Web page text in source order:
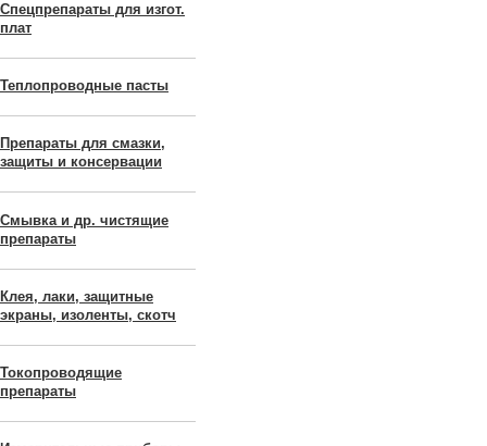
Спецпрепараты для изгот.
плат
Теплопроводные пасты
Препараты для смазки,
защиты и консервации
Смывка и др. чистящие
препараты
Клея, лаки, защитные
экраны, изоленты, скотч
Токопроводящие
препараты